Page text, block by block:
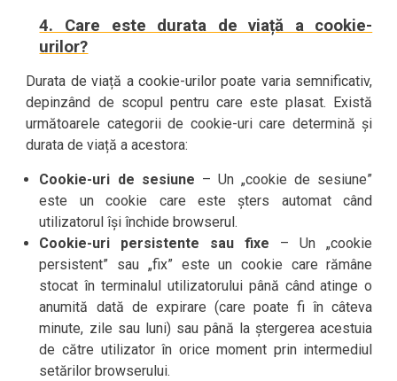
4. Care este durata de viață a cookie-
urilor?
Durata de viață a cookie-urilor poate varia semnificativ,
depinzând de scopul pentru care este plasat. Există
următoarele categorii de cookie-uri care determină și
durata de viață a acestora:
Cookie-uri de sesiune – Un „cookie de sesiune”
este un cookie care este șters automat când
utilizatorul își închide browserul.
Cookie-uri persistente sau fixe – Un „cookie
persistent” sau „fix” este un cookie care rămâne
stocat în terminalul utilizatorului până când atinge o
anumită dată de expirare (care poate fi în câteva
minute, zile sau luni) sau până la ștergerea acestuia
de către utilizator în orice moment prin intermediul
setărilor browserului.